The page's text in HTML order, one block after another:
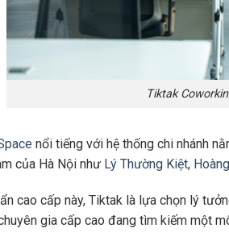
Tiktak
nổi tiếng với hệ thống chi nhánh
của Hà Nội như Lý Thường Kiệt,
cao cấp này, Tiktak là lựa chọn lý
gia cấp cao đang tìm kiếm một